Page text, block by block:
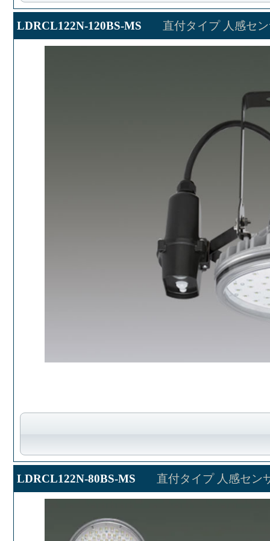
LDRCL122N-120BS-MS 直付タイプ 人感セ
LDRCL122N-80BS-MS 直付タイプ 人感セン